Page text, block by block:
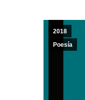
2018
Poesía